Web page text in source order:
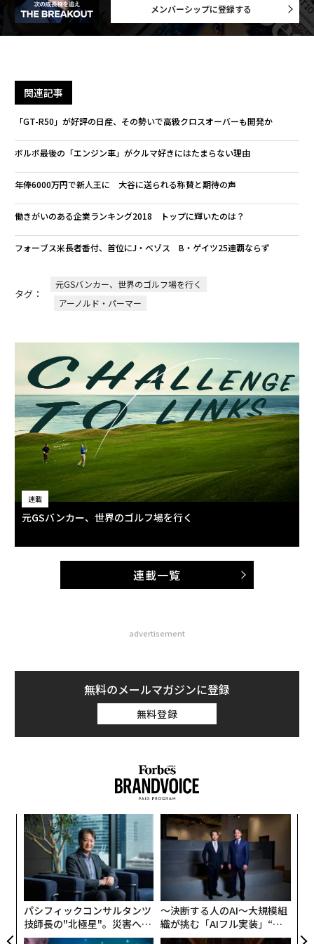
メンバーシップに登録する
関連記事
「GT-R50」が好評の日産、その勢いで高級クロスオーバーも開発か
ボルボ最後の「エンジン車」がクルマ好きにはたまらない理由
年俸6000万円で新人王に 大谷に送られる称賛と期待の声
働きがいのある企業ランキング2018 トップに輝いたのは？
フォーブス米長者番付、首位にJ・ベゾス B・ゲイツ25連覇ならず
タグ：
元GSバンカー、世界のゴルフ場を行く
アーノルド・パーマー
連載
元GSバンカー、世界のゴルフ場を行く
連載一覧
advertisement
無料のメールマガジンに登録
無料登録
パシフィックコンサルタンツ
技師長の"北極星"。災害への
無力感を乗り越え見つけた、
〜決断する人のAI〜大規模組
織が挑む「AIフル実装」“使
う”企業から“動く”企業へ【N